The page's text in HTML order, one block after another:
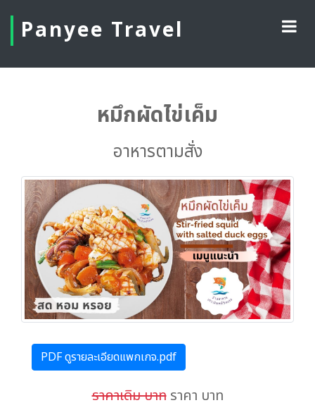
Panyee Travel
หมึกผัดไข่เค็ม
อาหารตามสั่ง
PDF ดูรายละเอียดแพกเกจ.pdf
ราคาเดิม บาทราคา บาท